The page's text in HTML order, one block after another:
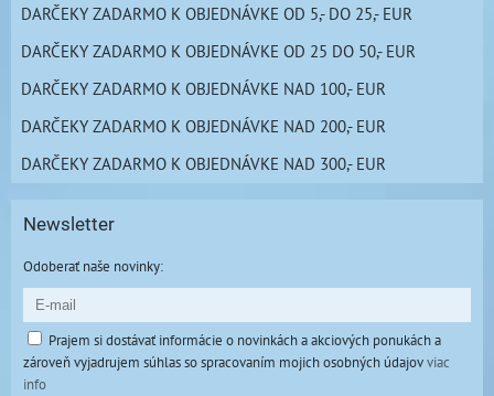
DARČEKY ZADARMO K OBJEDNÁVKE OD 5,- DO 25,- EUR
DARČEKY ZADARMO K OBJEDNÁVKE OD 25 DO 50,- EUR
DARČEKY ZADARMO K OBJEDNÁVKE NAD 100,- EUR
DARČEKY ZADARMO K OBJEDNÁVKE NAD 200,- EUR
DARČEKY ZADARMO K OBJEDNÁVKE NAD 300,- EUR
Newsletter
Odoberať naše novinky:
Prajem si dostávať informácie o novinkách a akciových ponukách a
zároveň vyjadrujem súhlas so spracovaním mojich osobných údajovviac
info